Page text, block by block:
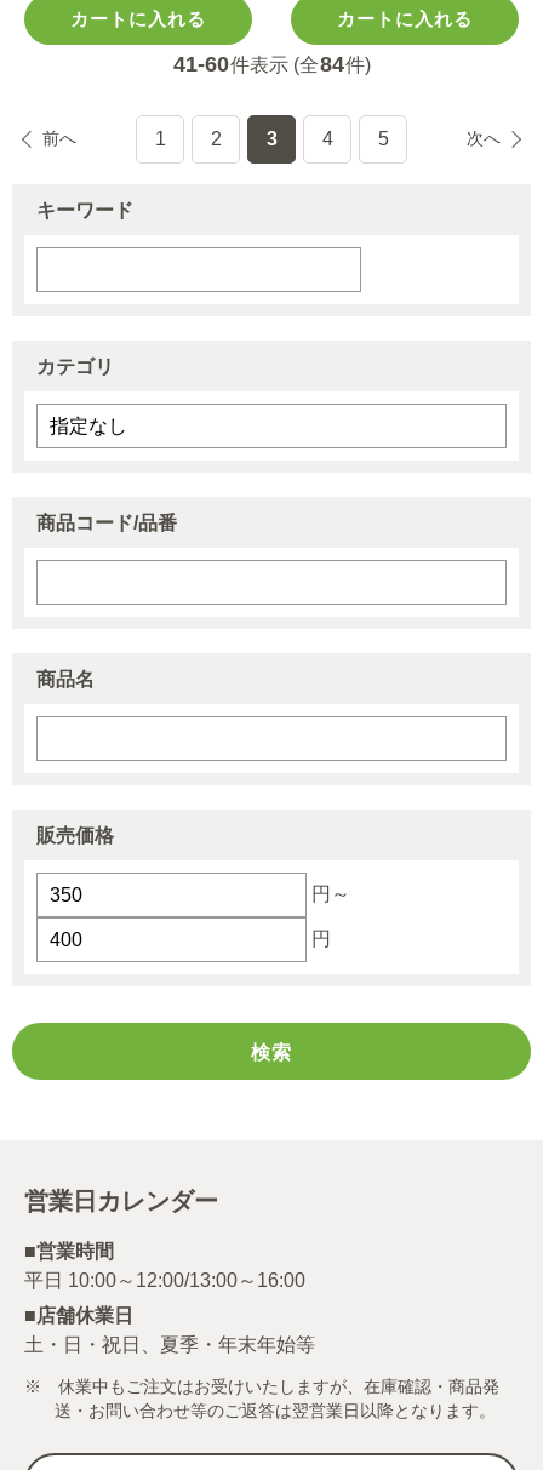
カートに入れる カートに入れる
41-60件表示 (全84件)
前へ 1 2 3 4 5 次へ
キーワード
カテゴリ
商品コード/品番
商品名
販売価格
円～
円
営業日カレンダー
■営業時間
■店舗休業日
土・日・祝日、夏季・年末年始等
※ 休業中もご注文はお受けいたしますが、在庫確認・商品発
送・お問い合わせ等のご返答は翌営業日以降となります。